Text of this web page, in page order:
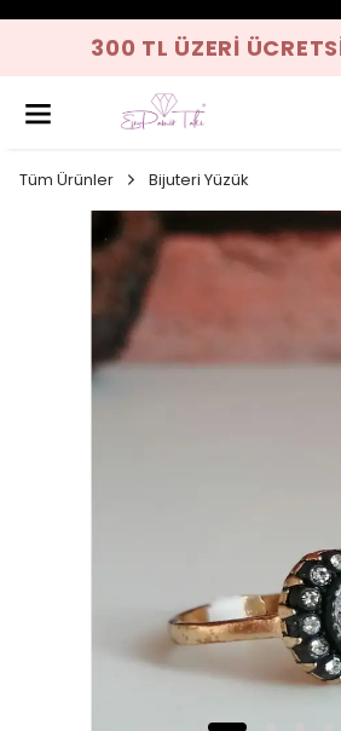
300 TL ÜZERI
Tüm Ürünler Bijuteri Yüzük